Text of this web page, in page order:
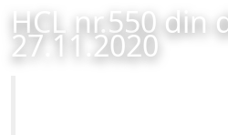
HCL nr.550 din
27.11.2020